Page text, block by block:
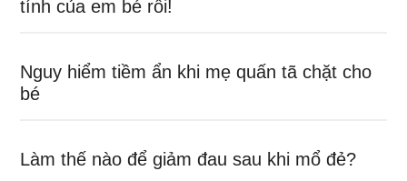
tính của em bé rồi!
Nguy hiểm tiềm ẩn khi mẹ quấn tã chặt cho
bé
Làm thế nào để giảm đau sau khi mổ đẻ?